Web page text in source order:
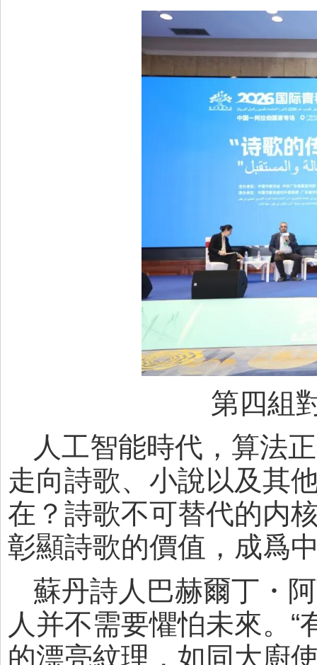
第四組
人工智能時代，算法
走向詩歌、小說以及其
在？詩歌不可替代的内
彰顯詩歌的價值，成爲
蘇丹詩人巴赫爾丁・
人并不需要懼怕未來。
的漂亮紋理，如同大廚